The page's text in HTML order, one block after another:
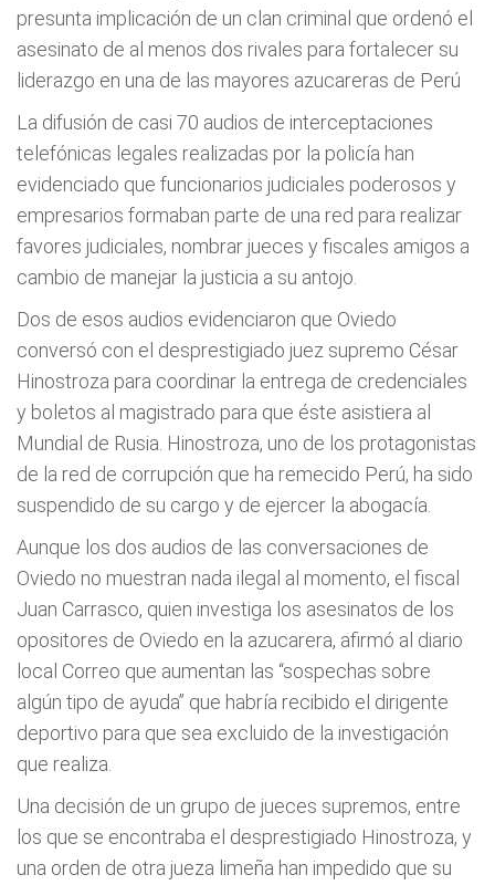
presunta implicación de un clan criminal que ordenó el
asesinato de al menos dos rivales para fortalecer su
liderazgo en una de las mayores azucareras de Perú
La difusión de casi 70 audios de interceptaciones
telefónicas legales realizadas por la policía han
evidenciado que funcionarios judiciales poderosos y
empresarios formaban parte de una red para realizar
favores judiciales, nombrar jueces y fiscales amigos a
cambio de manejar la justicia a su antojo.
Dos de esos audios evidenciaron que Oviedo
conversó con el desprestigiado juez supremo César
Hinostroza para coordinar la entrega de credenciales
y boletos al magistrado para que éste asistiera al
Mundial de Rusia. Hinostroza, uno de los protagonistas
de la red de corrupción que ha remecido Perú, ha sido
suspendido de su cargo y de ejercer la abogacía.
Aunque los dos audios de las conversaciones de
Oviedo no muestran nada ilegal al momento, el fiscal
Juan Carrasco, quien investiga los asesinatos de los
opositores de Oviedo en la azucarera, afirmó al diario
local Correo que aumentan las “sospechas sobre
algún tipo de ayuda” que habría recibido el dirigente
deportivo para que sea excluido de la investigación
que realiza.
Una decisión de un grupo de jueces supremos, entre
los que se encontraba el desprestigiado Hinostroza, y
una orden de otra jueza limeña han impedido que su